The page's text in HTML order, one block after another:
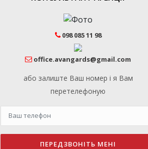
098 085 11 98
office.avangards@gmail.com
або залиште Ваш номер і я Вам
перетелефоную
ПЕРЕДЗВОНІТЬ МЕНІ